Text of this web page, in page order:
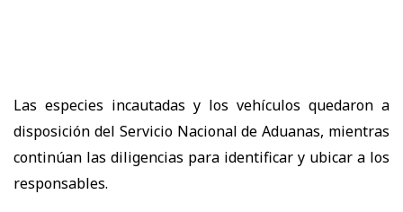
Las especies incautadas y los vehículos quedaron a
disposición del Servicio Nacional de Aduanas, mientras
continúan las diligencias para identificar y ubicar a los
responsables.